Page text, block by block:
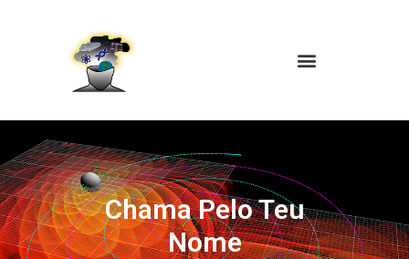
Chama Pelo Teu
Nome